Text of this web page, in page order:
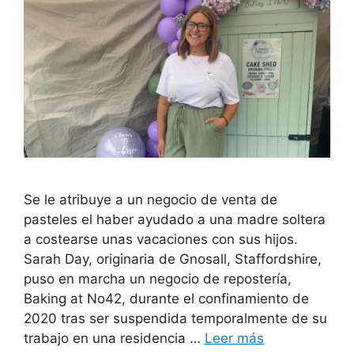
Se le atribuye a un negocio de venta de
pasteles el haber ayudado a una madre soltera
a costearse unas vacaciones con sus hijos.
Sarah Day, originaria de Gnosall, Staffordshire,
puso en marcha un negocio de repostería,
Baking at No42, durante el confinamiento de
2020 tras ser suspendida temporalmente de su
trabajo en una residencia … Leer más